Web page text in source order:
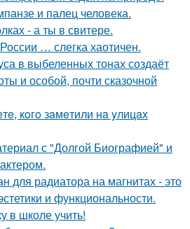
и палец человека.
- а ты в свитере.
… слегка хаотичен.
в выбеленных тонах создаёт
и особой, почти сказочной
кoгo зaмeтили нa yлицax
с "Долгой Биографией" и
для радиатора на магнитах - это
и функциональности.
в школе учить!